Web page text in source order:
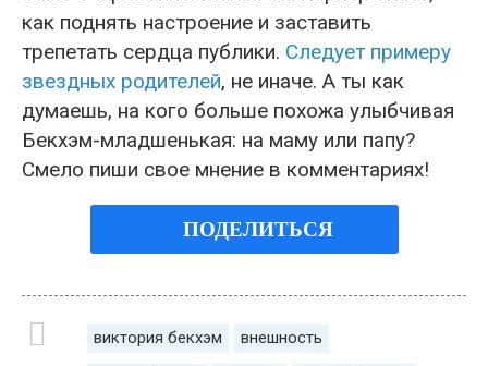
как поднять настроение и заставить
трепетать сердца публики. Следует примеру
звездных родителей, не иначе. А ты как
думаешь, на кого больше похожа улыбчивая
Бекхэм-младшенькая: на маму или папу?
Смело пиши свое мнение в комментариях!
ПОДЕЛИТЬСЯ
виктория бекхэм внешность